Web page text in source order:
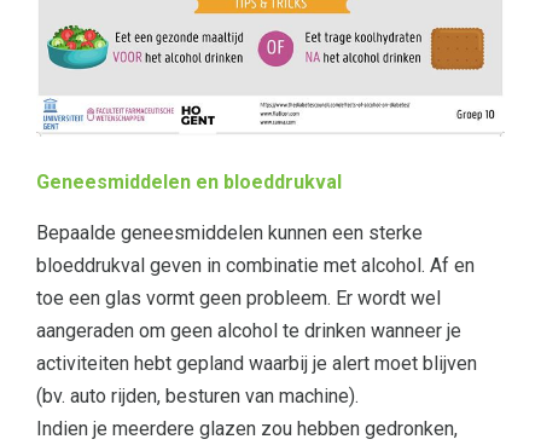
Geneesmiddelen en bloeddrukval
Bepaalde geneesmiddelen kunnen een sterke
bloeddrukval geven in combinatie met alcohol. Af en
toe een glas vormt geen probleem. Er wordt wel
aangeraden om geen alcohol te drinken wanneer je
activiteiten hebt gepland waarbij je alert moet blijven
(bv. auto rijden, besturen van machine).
Indien je meerdere glazen zou hebben gedronken,